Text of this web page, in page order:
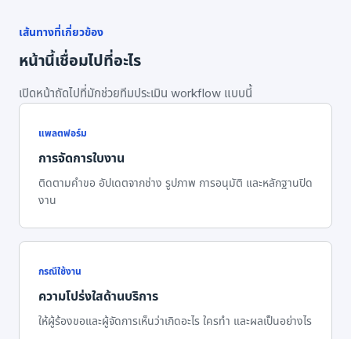
เส้นทางที่เกี่ยวข้อง
หน้านี้เชื่อมไปที่อะไร
เปิดหน้าถัดไปที่มักช่วยทีมประเมิน workflow แบบนี้
แพลตฟอร์ม
การจัดการใบงาน
ติดตามคำขอ อัปเดตจากช่าง รูปภาพ การอนุมัติ และหลักฐานปิด
งาน
กรณีใช้งาน
ความโปร่งใสด้านบริการ
ให้ผู้ร้องขอและผู้จัดการเห็นว่าเกิดอะไร ใครทำ และผลเป็นอย่างไร